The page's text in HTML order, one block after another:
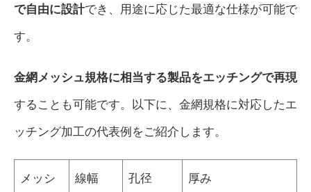
で自由に設計でき、用途に応じた最適な仕様が可能で
す。
金網メッシュ規格に相当する製品をエッチングで再現
することも可能です。以下に、金網規格に対応したエ
ッチング加工の代表例をご紹介します。
メッシ
線幅 孔径 厚み